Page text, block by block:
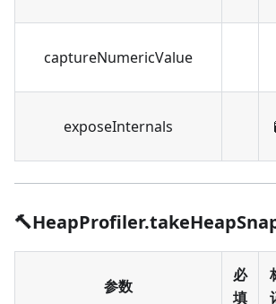
captureNumericValue
exposeInternals
参数
必
填